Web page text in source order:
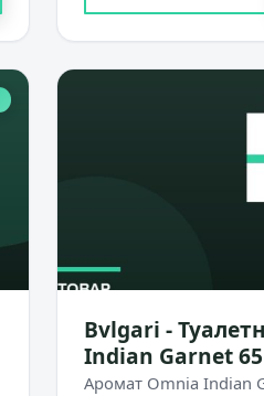
Bvlgari -
Indian Garnet
Аромат Omnia Indian